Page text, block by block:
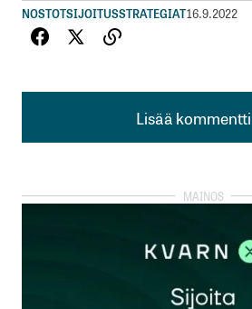
NOSTOTSIJOITUSSTRATEGIAT16.9.2022
Lisää kommentti
Lisää kommentti
rekisteröityä